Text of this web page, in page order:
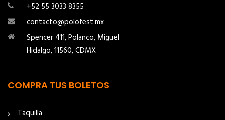
+52 55 3033 8355
contacto@polofest.mx
Spencer 411, Polanco, Miguel
Hidalgo, 11560, CDMX
COMPRA TUS BOLETOS
Taquilla